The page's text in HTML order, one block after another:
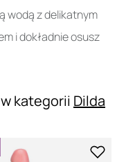
wodą z delikatnym
i dokładnie osusz
kategorii Dilda